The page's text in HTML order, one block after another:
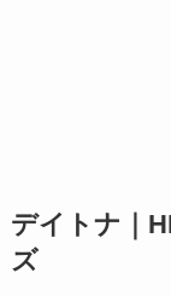
デイトナ｜
ズ